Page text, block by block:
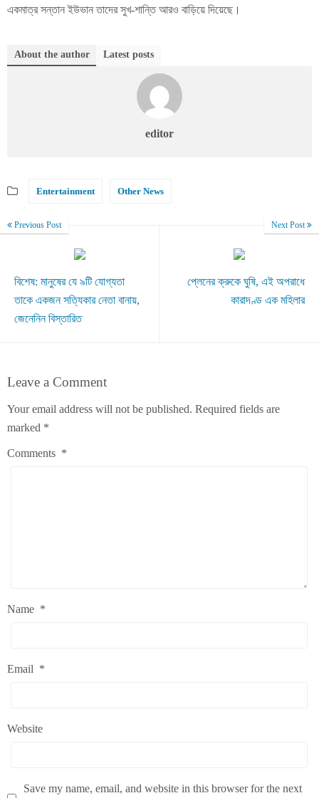
একমাত্র সন্তান ইউভান তাদের সুখ-শান্তি আরও বাড়িয়ে দিয়েছে।
About the author Latest posts
editor
Entertainment Other News
Previous Post
বিশেষ: মানুষের যে ৯টি যোগ্যতা
তাকে একজন সত্যিকার নেতা বানায়,
জেনেনিন বিস্তারিত
Next Post
প্লেনের ক্রুকে ঘুষি, এই অপরাধে
কারাদণ্ড এক মহিলার
Leave a Comment
Your email address will not be published. Required fields are
marked *
Comments *
Name *
Email *
Website
Save my name, email, and website in this browser for the next